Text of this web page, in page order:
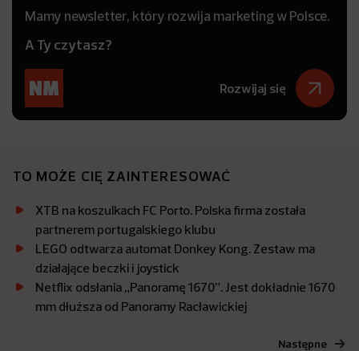
Mamy newsletter, który rozwija marketing w Polsce.
A Ty czytasz?
Rozwijaj się
TO MOŻE CIĘ ZAINTERESOWAĆ
XTB na koszulkach FC Porto. Polska firma została
partnerem portugalskiego klubu
LEGO odtwarza automat Donkey Kong. Zestaw ma
działające beczki i joystick
Netflix odsłania „Panoramę 1670”. Jest dokładnie 1670
mm dłuższa od Panoramy Racławickiej
Następne